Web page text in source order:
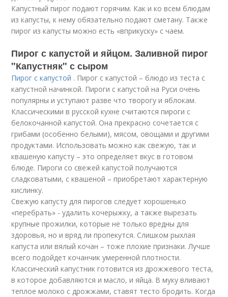
Капустный пирог подают горячим. Как и ко всем блюдам
из капусты, к нему обязательно подают сметану. Также
пирог из капусты можно есть «вприкуску» с чаем.
Пирог с капустой и яйцом. Заливной пирог
"Капустняк" с сыром
Пирог с капустой . Пирог с капустой – блюдо из теста с
капустной начинкой. Пироги с капустой на Руси очень
популярны и уступают разве что творогу и яблокам.
Классическими в русской кухне считаются пироги с
белокочанной капустой. Она прекрасно сочетается с
грибами (особенно белыми), мясом, овощами и другими
продуктами. Использовать можно как свежую, так и
квашеную капусту – это определяет вкус в готовом
блюде. Пироги со свежей капустой получаются
сладковатыми, с квашеной – приобретают характерную
кислинку.
Свежую капусту для пирогов следует хорошенько
«перебрать» - удалить кочерыжку, а также вырезать
крупные прожилки, которые не только вредны для
здоровья, но и вряд ли пропекутся. Слишком рыхлая
капуста или вялый кочан – тоже плохие признаки. Лучше
всего подойдет кочанчик умеренной плотности.
Классический капустник готовится из дрожжевого теста,
в которое добавляются и масло, и яйца. В муку вливают
теплое молоко с дрожжами, ставят тесто бродить. Когда